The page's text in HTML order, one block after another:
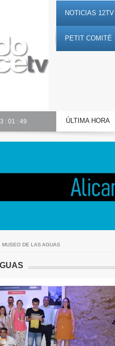
NOTICIAS 12TV
PETIT COMITÉ
: 01 : 50 ÚLTIMA HORA
MUSEO DE LAS AGUAS